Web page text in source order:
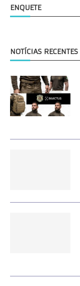
ENQUETE
NOTÍCIAS RECENTES